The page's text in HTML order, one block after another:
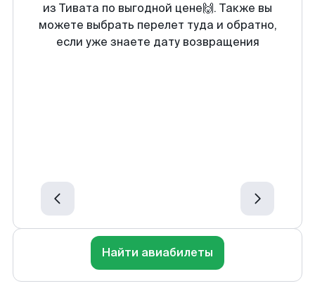
из Тивата по выгодной цене🙌. Также вы
можете выбрать перелет туда и обратно,
если уже знаете дату возвращения
Найти авиабилеты